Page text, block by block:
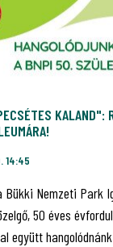
KALAND":
14:45
Bükki Nemzeti Park
50 éves
együtt